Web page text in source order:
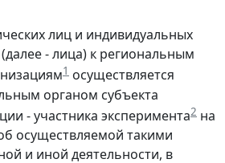
лиц и индивидуальных
- лица) к региональным
1 осуществляется
органом субъекта
- участника эксперимента2 на
осуществляемой такими
и иной деятельности, в